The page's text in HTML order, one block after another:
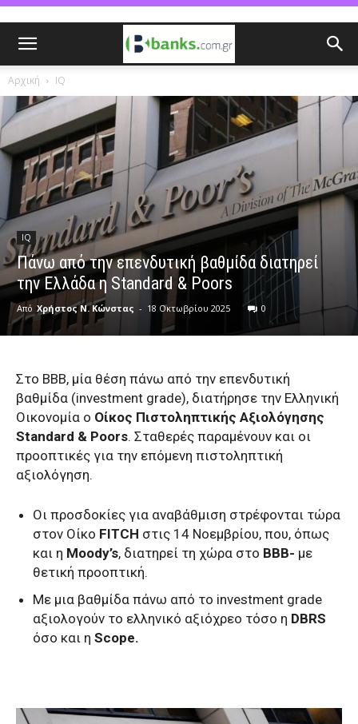
Αρχική IQ
IQ
Πάνω από την επενδυτική βαθμίδα διατηρεί
την Ελλάδα η Standard & Poors
Από Χρήστος Ν. Κώνστας - 18 Οκτωβρίου 2025 0
Στο ΒΒΒ, μία θέση πάνω από την επενδυτική
βαθμίδα (investment grade), διατήρησε την Ελληνική
Οικονομία ο Οίκος Πιστοληπτικής Αξιολόγησης
Standard & Poors. Σταθερές παραμένουν και οι
προοπτικές για την επόμενη πιστοληπτική
αξιολόγηση.
Οι προσδοκίες για αναβάθμιση στρέφονται τώρα
στον Οίκο FITCH στις 14 Νοεμβρίου, που, όπως
και η Moody’s, διατηρεί τη χώρα στο ΒΒΒ- με
θετική προοπτική.
Με μια βαθμίδα πάνω από το investment grade
αξιολογούν το ελληνικό αξιόχρεο τόσο η DBRS
όσο και η Scope.